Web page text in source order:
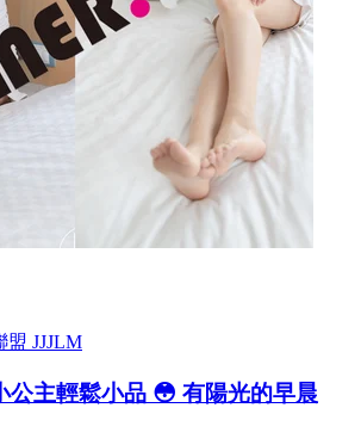
盟 JJJLM
公主輕鬆小品 😳 有陽光的早晨